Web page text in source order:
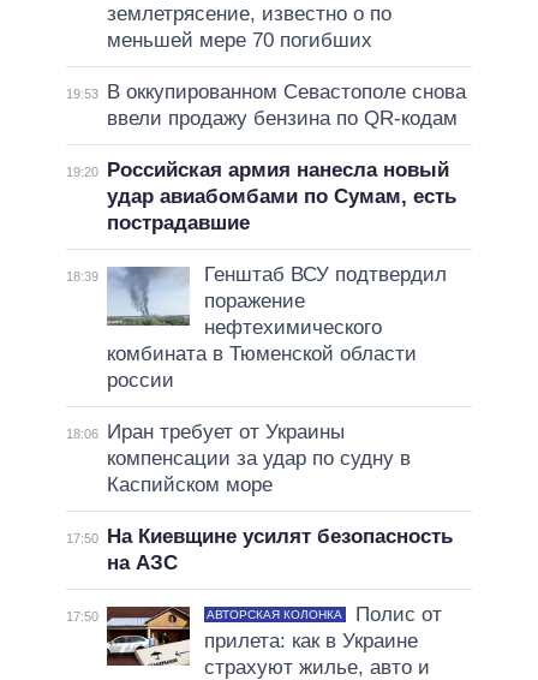
землетрясение, известно о по
меньшей мере 70 погибших
19:53
В оккупированном Севастополе снова
ввели продажу бензина по QR-кодам
19:20
Российская армия нанесла новый
удар авиабомбами по Сумам, есть
пострадавшие
18:39
Генштаб ВСУ подтвердил
поражение
нефтехимического
комбината в Тюменской области
россии
18:06
Иран требует от Украины
компенсации за удар по судну в
Каспийском море
17:50
На Киевщине усилят безопасность
на АЗС
17:50 АВТОРСКАЯ КОЛОНКА
Полис от
прилета: как в Украине
страхуют жилье, авто и